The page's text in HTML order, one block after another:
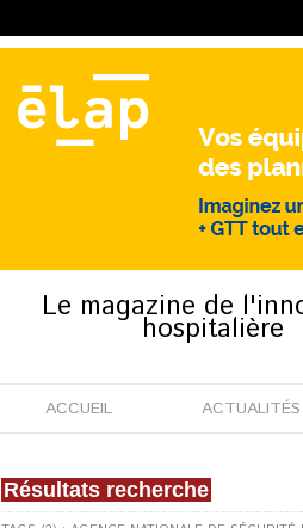
Le magazine de
hospitalière
ACCUEIL ACTUALITÉS
Résultats recherche